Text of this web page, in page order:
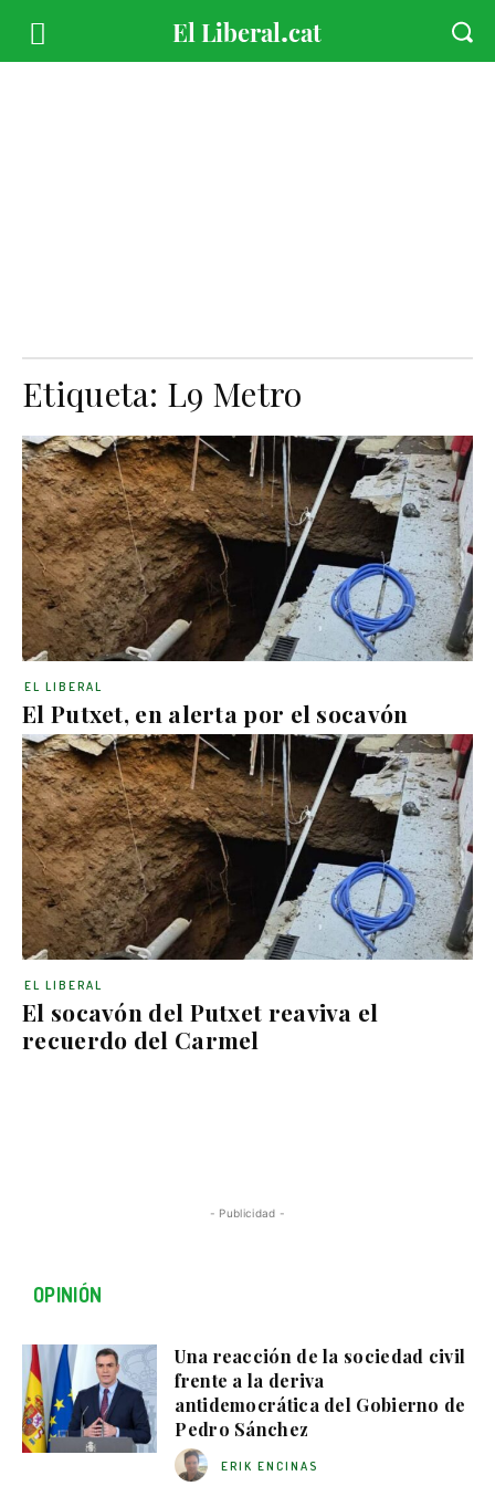
Etiqueta: L9 Metro
El Putxet, en alerta por el socavón
EL LIBERAL
El socavón del Putxet reaviva el
recuerdo del Carmel
EL LIBERAL
- Publicidad -
OPINIÓN
Una reacción de la sociedad civil
frente a la deriva
antidemocrática del Gobierno de
Pedro Sánchez
ERIK ENCINAS